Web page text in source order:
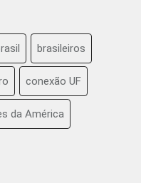
brasileiros
conexão UF
da América